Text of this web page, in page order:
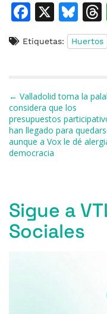
F
c
b
o
o
k
X
Bl
u
e
k
y
d
Etiquetas: Huertos
Navegación de
← Valladolid toma la
considera que los
presupuestos
han llegado para
aunque a Vox le dé
democracia
Sigue a
Sociales